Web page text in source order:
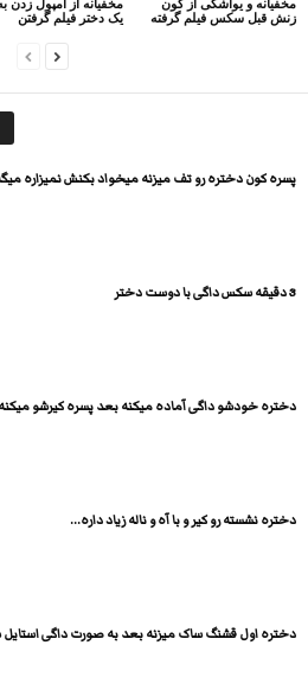
یک دختر فیلم گرفتن
زنش قبل سکس فیلم گرفته
پسره کون دختره رو تف میزنه میخواد بکنش نمیزاره
3 دقیقه سکس داگی با دوست دختر
دختره خودشو داگی آماده میکنه بعد پسره کیرشو
دختره نشسته رو کیر و با آه و ناله زیاد داره...
دختره اول قشنگ ساک میزنه بعد به صورت داگی